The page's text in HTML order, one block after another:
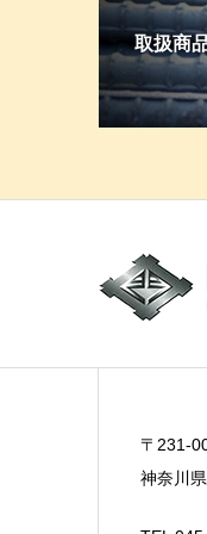
取扱商
〒231-
神奈川